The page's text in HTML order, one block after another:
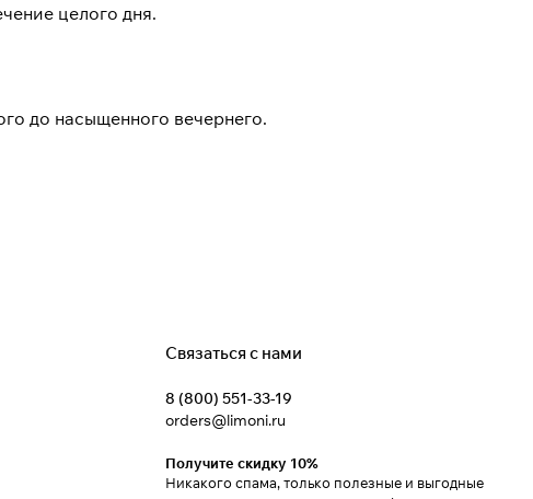
целого дня.
до насыщенного вечернего.
Связаться с нами
8 (800) 551-33-19
orders@limoni.ru
Получите скидку 10%
Никакого спама, только полезные и выгодные